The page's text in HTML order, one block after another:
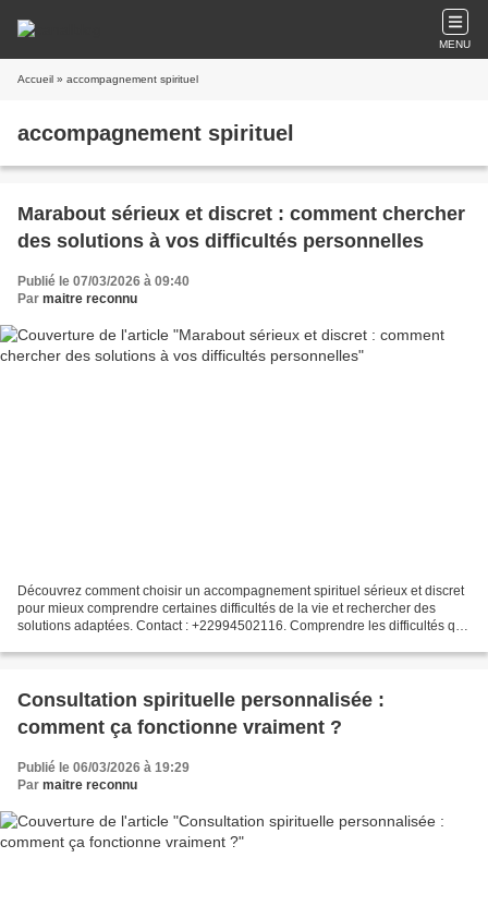
MENU
Accueil » accompagnement spirituel
accompagnement spirituel
Marabout sérieux et discret : comment chercher
des solutions à vos difficultés personnelles
Publié le 07/03/2026 à 09:40
Par maitre reconnu
Découvrez comment choisir un accompagnement spirituel sérieux et discret
pour mieux comprendre certaines difficultés de la vie et rechercher des
solutions adaptées. Contact : +22994502116. Comprendre les difficultés que
Consultation spirituelle personnalisée :
comment ça fonctionne vraiment ?
Publié le 06/03/2026 à 19:29
Par maitre reconnu